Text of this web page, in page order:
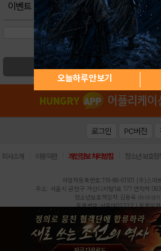
이벤트
검색
오늘하루 안보기
로그인 PC버전
회사소개 이용약관 개인정보 처리방침 청소년 보호정
사업자등록번호:119-86-61101 (주)스마
주소: 서울시 금천구 가산디지털1로 171 연락처
청소년보호책임자:김동욱
등록번호:서울아02322 | 등록일
발행인:(주)스마트나우 송현두 |
헝그리앱의 콘텐츠 및 기사는 저작권법의 보호를 받으므
Copyright (c) HungryApp All